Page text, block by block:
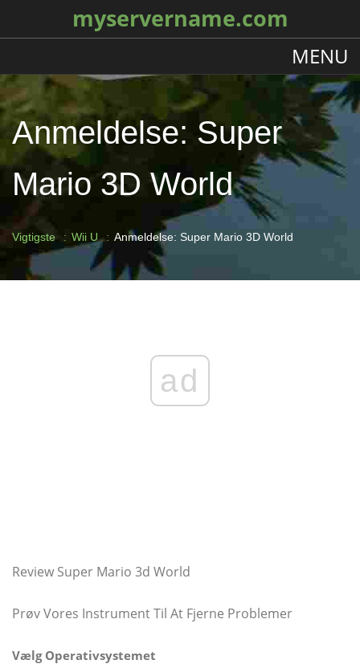
myservername.com
MENU
Anmeldelse: Super
Mario 3D World
Vigtigste Wii U Anmeldelse: Super Mario 3D World
ad
Review Super Mario 3d World
Prøv Vores Instrument Til At Fjerne Problemer
Vælg Operativsystemet